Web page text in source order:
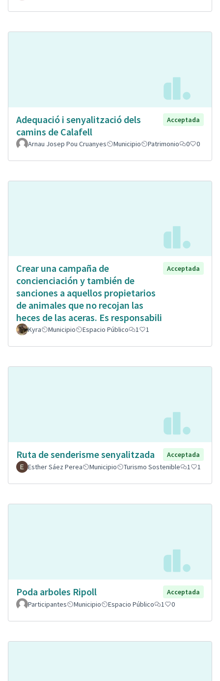
Adequació i senyalització dels
camins de Calafell
Acceptada
Arnau Josep Pou Cruanyes Municipio Patrimonio 0 0
Crear una campaña de
concienciación y también de
sanciones a aquellos propietarios
de animales que no recojan las
heces de las aceras. Es responsabili
Acceptada
Kyra Municipio Espacio Público 1 1
Ruta de senderisme senyalitzada
Acceptada
Esther Sáez Perea
Municipio Turismo Sostenible 1 1
Poda arboles Ripoll
Acceptada
Participantes
Municipio Espacio Público 1 0